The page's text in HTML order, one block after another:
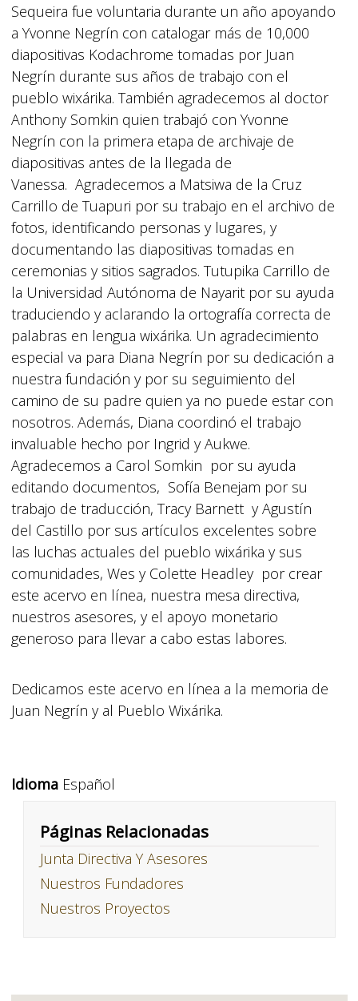
Sequeira fue voluntaria durante un año apoyando
a Yvonne Negrín con catalogar más de 10,000
diapositivas Kodachrome tomadas por Juan
Negrín durante sus años de trabajo con el
pueblo wixárika. También agradecemos al doctor
Anthony Somkin quien trabajó con Yvonne
Negrín con la primera etapa de archivaje de
diapositivas antes de la llegada de
Vanessa. Agradecemos a Matsiwa de la Cruz
Carrillo de Tuapuri por su trabajo en el archivo de
fotos, identificando personas y lugares, y
documentando las diapositivas tomadas en
ceremonias y sitios sagrados. Tutupika Carrillo de
la Universidad Autónoma de Nayarit por su ayuda
traduciendo y aclarando la ortografía correcta de
palabras en lengua wixárika. Un agradecimiento
especial va para Diana Negrín por su dedicación a
nuestra fundación y por su seguimiento del
camino de su padre quien ya no puede estar con
nosotros. Además, Diana coordinó el trabajo
invaluable hecho por Ingrid y Aukwe.
Agradecemos a Carol Somkin por su ayuda
editando documentos, Sofía Benejam por su
trabajo de traducción, Tracy Barnett y Agustín
del Castillo por sus artículos excelentes sobre
las luchas actuales del pueblo wixárika y sus
comunidades, Wes y Colette Headley por crear
este acervo en línea, nuestra mesa directiva,
nuestros asesores, y el apoyo monetario
generoso para llevar a cabo estas labores.
Dedicamos este acervo en línea a la memoria de
Juan Negrín y al Pueblo Wixárika.
IdiomaEspañol
Páginas Relacionadas
Junta Directiva Y Asesores
Nuestros Fundadores
Nuestros Proyectos